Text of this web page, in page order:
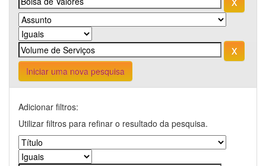
Iniciar uma nova pesquisa
Adicionar filtros:
Utilizar filtros para refinar o resultado da pesquisa.